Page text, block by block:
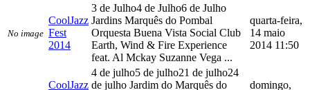
No image
CoolJazz
Fest
2014
3 de Julho4 de Julho6 de Julho
Jardins Marquês do Pombal
Orquesta Buena Vista Social Club
Earth, Wind & Fire Experience
feat. Al Mckay Suzanne Vega ...
quarta-feira,
14 maio
2014 11:50
CoolJazz
4 de julho5 de julho21 de julho24
de julho Jardim do Marquês do
domingo,